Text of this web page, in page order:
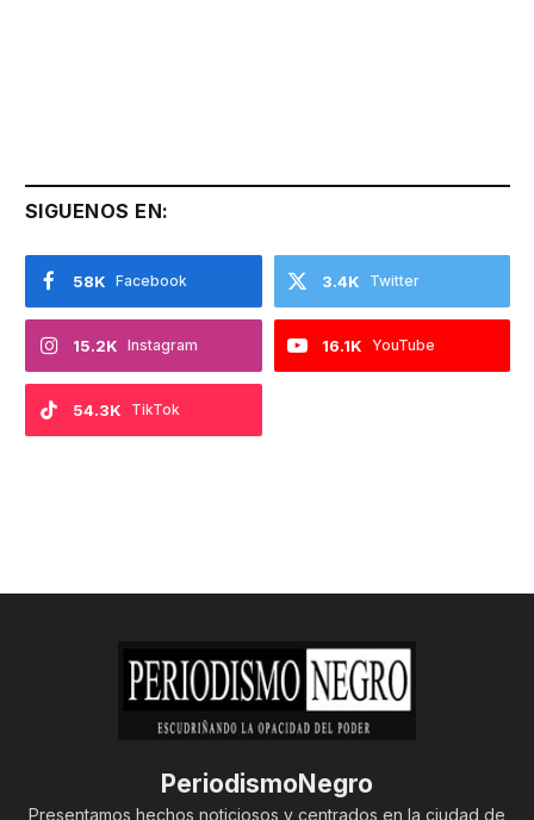
SIGUENOS EN:
Facebook
58K Twitter
3.4K
Instagram
15.2K YouTube
16.1K
TikTok
54.3K
PeriodismoNegro
Presentamos hechos noticiosos y centrados en la ciudad de